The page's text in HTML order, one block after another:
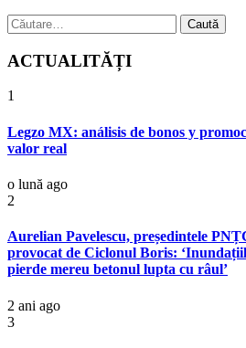
Caută
după:
ACTUALITĂȚI
1
Legzo MX: análisis de bonos y
valor real
o lună ago
2
Aurelian Pavelescu, președintele
provocat de Ciclonul Boris:
pierde mereu betonul lupta cu râul’
2 ani ago
3